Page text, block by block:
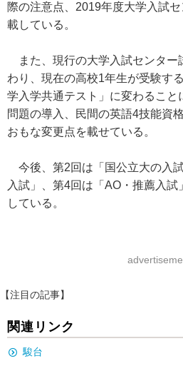
際の注意点、2019年度大学入試
載している。
また、現行の大学入試センター
わり、現在の高校1年生が受験す
学入学共通テスト」に変わること
問題の導入、民間の英語4技能資
おもな変更点を載せている。
今後、第2回は「国公立大の入
入試」、第4回は「AO・推薦入
している。
【注目の記事】
関連リンク
駿台